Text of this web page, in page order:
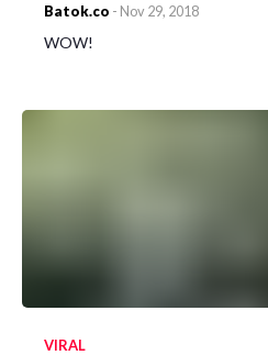
Batok.co - Nov 29, 2018
WOW!
VIRAL